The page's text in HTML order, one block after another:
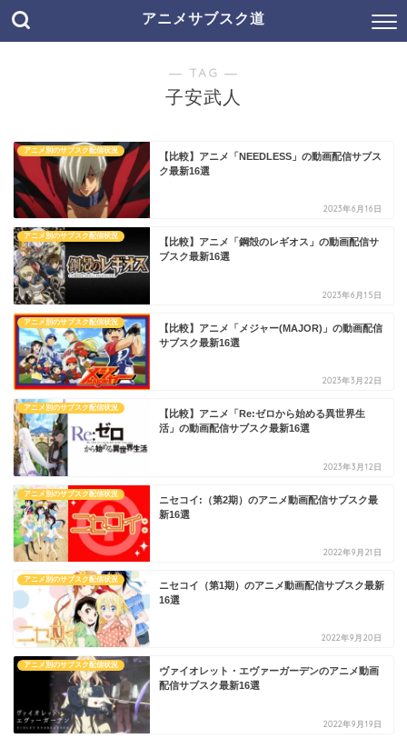
アニメサブスク道
― TAG ―
子安武人
アニメ別のサブスク配信状況
【比較】アニメ「NEEDLESS」の動画配信サブス
ク最新16選
2023年6月16日
アニメ別のサブスク配信状況
【比較】アニメ「鋼殻のレギオス」の動画配信サ
ブスク最新16選
2023年6月15日
アニメ別のサブスク配信状況
【比較】アニメ「メジャー(MAJOR)」の動画配信
サブスク最新16選
2023年3月22日
アニメ別のサブスク配信状況
【比較】アニメ「Re:ゼロから始める異世界生
活」の動画配信サブスク最新16選
2023年3月12日
アニメ別のサブスク配信状況
ニセコイ:（第2期）のアニメ動画配信サブスク最
新16選
2022年9月21日
アニメ別のサブスク配信状況
ニセコイ（第1期）のアニメ動画配信サブスク最新
16選
2022年9月20日
アニメ別のサブスク配信状況
ヴァイオレット・エヴァーガーデンのアニメ動画
配信サブスク最新16選
2022年9月19日